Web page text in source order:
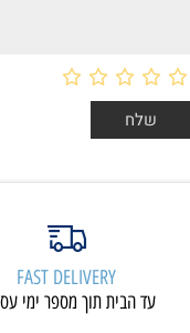
FAST DELIVERY
עד הבית תוך מספר ימי